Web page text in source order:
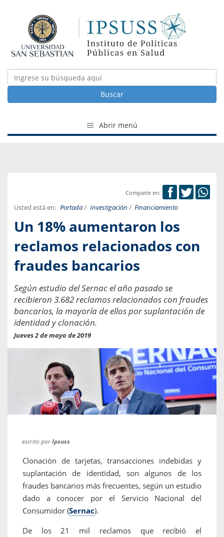
Buscar
Abrir menú
Comparte en:
Usted está en: Portada/ Investigación / Financiamiento
Un 18% aumentaron los
reclamos relacionados con
fraudes bancarios
Según estudio del Sernac el año pasado se
recibieron 3.682 reclamos relacionados con fraudes
bancarios, la mayoría de ellos por suplantación de
identidad y clonación.
Jueves 2 de mayo de 2019
escrito porIpsuss
Clonación de tarjetas, transacciones indebidas y
suplantación de identidad, son algunos de los
fraudes bancarios más frecuentes, según un estudio
dado a conocer por el Servicio Nacional del
Consumidor (Sernac).
De los 21 mil reclamos que recibió el